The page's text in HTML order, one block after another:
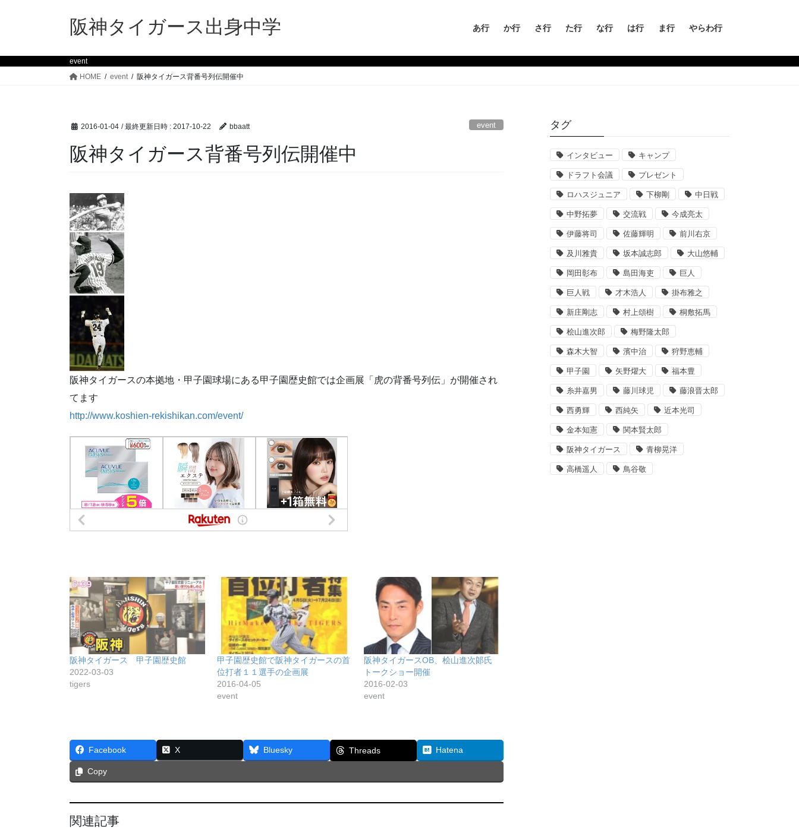
阪神タイガース出身中学 あ行 か行 さ行 た行 な行 は行 ま行 やらわ行
event
HOME
event 阪神タイガース背番号列伝開催中
2016-01-04 / 最終更新日時 : 2017-10-22 bbaatt event
阪神タイガース背番号列伝開催中
阪神タイガースの本拠地・甲子園球場にある甲子園歴史館では企画展「虎の背番号列伝」が開催され
てます
http://www.koshien-rekishikan.com/event/
阪神タイガース 甲子園歴史館
2022-03-03
tigers
甲子園歴史館で阪神タイガースの首
位打者１１選手の企画展
2016-04-05
event
阪神タイガースOB、桧山進次郞氏
トークショー開催
2016-02-03
event
Facebook X Bluesky Threads Hatena
Copy
関連記事
タグ
インタビュー キャンプ
ドラフト会議 プレゼント
ロハスジュニア 下柳剛 中日戦
中野拓夢 交流戦 今成亮太
伊藤将司 佐藤輝明 前川右京
及川雅貴 坂本誠志郎 大山悠輔
岡田彰布 島田海吏 巨人
巨人戦 才木浩人 掛布雅之
新庄剛志 村上頌樹 桐敷拓馬
桧山進次郎 梅野隆太郎
森木大智 濱中治 狩野恵輔
甲子園 矢野燿大 福本豊
糸井嘉男 藤川球児 藤浪晋太郎
西勇輝 西純矢 近本光司
金本知憲 関本賢太郎
阪神タイガース 青柳晃洋
高橋遥人 鳥谷敬